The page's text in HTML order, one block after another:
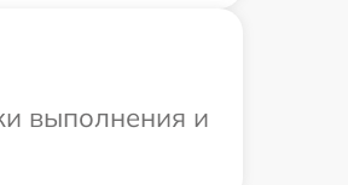
выполнения и